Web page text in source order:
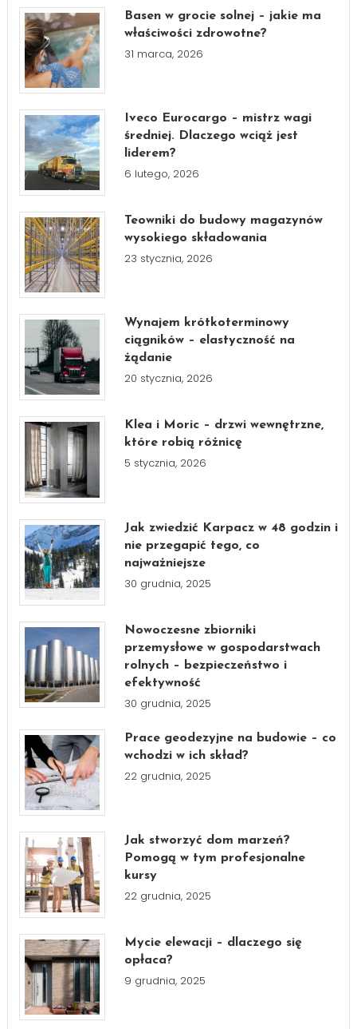
Basen w grocie solnej – jakie ma
właściwości zdrowotne?
31 marca, 2026
Iveco Eurocargo – mistrz wagi
średniej. Dlaczego wciąż jest
liderem?
6 lutego, 2026
Teowniki do budowy magazynów
wysokiego składowania
23 stycznia, 2026
Wynajem krótkoterminowy
ciągników – elastyczność na
żądanie
20 stycznia, 2026
Klea i Moric – drzwi wewnętrzne,
które robią różnicę
5 stycznia, 2026
Jak zwiedzić Karpacz w 48 godzin i
nie przegapić tego, co
najważniejsze
30 grudnia, 2025
Nowoczesne zbiorniki
przemysłowe w gospodarstwach
rolnych – bezpieczeństwo i
efektywność
30 grudnia, 2025
Prace geodezyjne na budowie – co
wchodzi w ich skład?
22 grudnia, 2025
Jak stworzyć dom marzeń?
Pomogą w tym profesjonalne
kursy
22 grudnia, 2025
Mycie elewacji – dlaczego się
opłaca?
9 grudnia, 2025